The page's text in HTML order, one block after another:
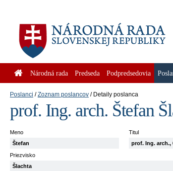
Národná rada Predseda Podpredsedovia
Poslanci Zoznam poslancov Detaily poslanca
prof. Ing. arch. Štefan
Meno
Štefan
Titul
prof. Ing. arch.,
Priezvisko
Šlachta